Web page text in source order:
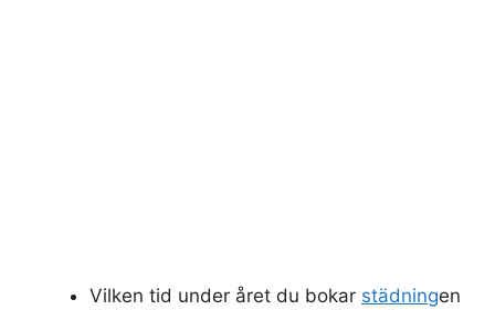
Vilken tid under året du bokar städningen